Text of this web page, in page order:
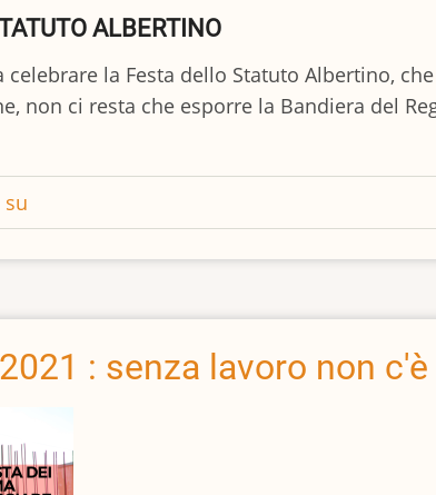
ALBERTINO
celebrare la Festa dello Statuto Albertino,
non ci resta che esporre la Bandiera del
Monarchia
ci
la
repubblica
Perché
festeggiare
: senza lavoro non